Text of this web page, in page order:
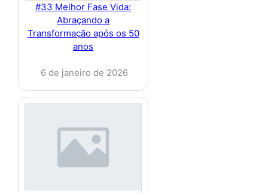
#33 Melhor Fase Vida:
Abraçando a
Transformação após os 50
anos
6 de janeiro de 2026